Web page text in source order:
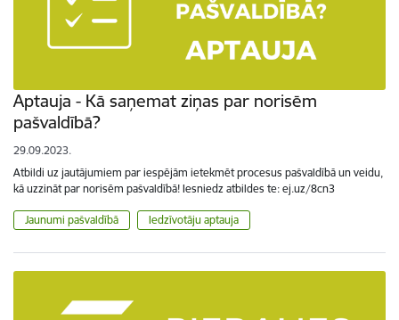
Aptauja - Kā saņemat ziņas par norisēm
pašvaldībā?
29.09.2023.
Atbildi uz jautājumiem par iespējām ietekmēt procesus pašvaldībā un veidu,
kā uzzināt par norisēm pašvaldībā! Iesniedz atbildes te: ej.uz/8cn3
Jaunumi pašvaldībā Iedzīvotāju aptauja